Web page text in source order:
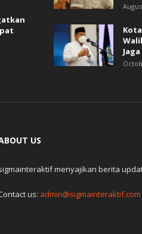
US
menyajikan berita
us: admin@sigmainteraktif.com